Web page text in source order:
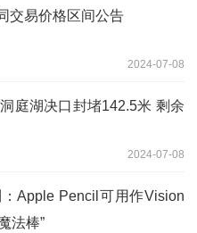
交易价格区间公告
2024-07-08
庭湖决口封堵142.5米 剩余
2024-07-08
Apple Pencil可用作Vision
法棒”